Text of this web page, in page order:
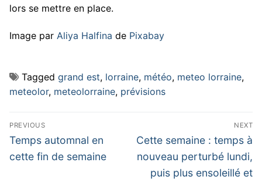
lors se mettre en place.
Image par Aliya Halfina de Pixabay
Tagged grand est, lorraine, météo, meteo lorraine,
meteolor, meteolorraine, prévisions
Navigation
de
l’article
PREVIOUS
Previous
post:
Temps automnal en
cette fin de semaine
NEXT
Next
post:
Cette semaine : temps à
nouveau perturbé lundi,
puis plus ensoleillé et